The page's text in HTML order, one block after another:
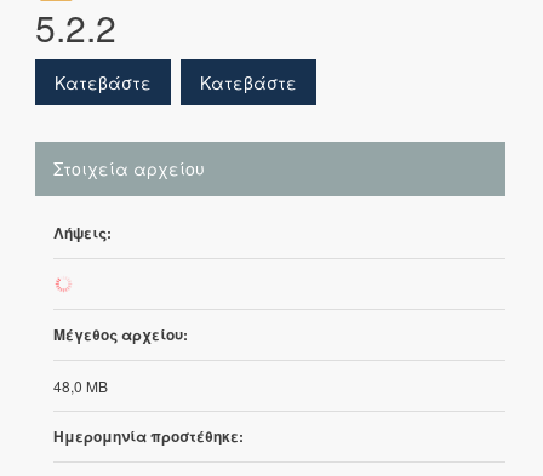
5.2.2
Κατεβάστε Κατεβάστε
Στοιχεία αρχείου
Λήψεις:
415
Μέγεθος αρχείου:
48,0 MB
Ημερομηνία προστέθηκε: